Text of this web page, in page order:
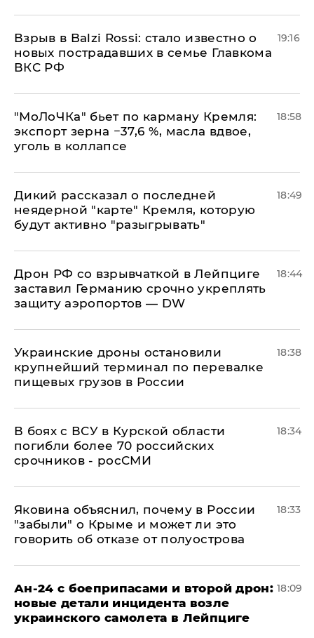
Взрыв в Balzi Rossi: стало известно о
новых пострадавших в семье Главкома
ВКС РФ
19:16
​"МоЛоЧКа" бьет по карману Кремля:
экспорт зерна −37,6 %, масла вдвое,
уголь в коллапсе
18:58
Дикий рассказал о последней
неядерной "карте" Кремля, которую
будут активно "разыгрывать"
18:49
​Дрон РФ со взрывчаткой в Лейпциге
заставил Германию срочно укреплять
защиту аэропортов — DW
18:44
Украинские дроны остановили
крупнейший терминал по перевалке
пищевых грузов в России
18:38
В боях с ВСУ в Курской области
погибли более 70 российских
срочников - росСМИ
18:34
Яковина объяснил, почему в России
"забыли" о Крыме и может ли это
говорить об отказе от полуострова
18:33
Ан-24 с боеприпасами и второй дрон:
новые детали инцидента возле
украинского самолета в Лейпциге
18:09